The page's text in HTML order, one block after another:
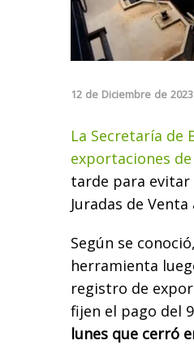
12 de Diciembre de 2023
La Secretaría
exportaciones
tarde para evitar
Juradas de Venta
Según se
herramienta
registro de
fijen el pago del
lunes que cerró